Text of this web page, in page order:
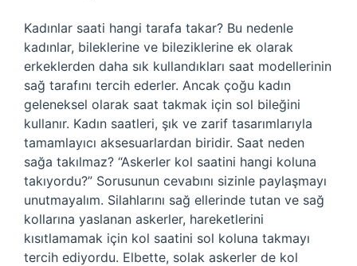
Kadınlar saati hangi tarafa takar? Bu nedenle
kadınlar, bileklerine ve bileziklerine ek olarak
erkeklerden daha sık kullandıkları saat modellerinin
sağ tarafını tercih ederler. Ancak çoğu kadın
geleneksel olarak saat takmak için sol bileğini
kullanır. Kadın saatleri, şık ve zarif tasarımlarıyla
tamamlayıcı aksesuarlardan biridir. Saat neden
sağa takılmaz? “Askerler kol saatini hangi koluna
takıyordu?” Sorusunun cevabını sizinle paylaşmayı
unutmayalım. Silahlarını sağ ellerinde tutan ve sağ
kollarına yaslanan askerler, hareketlerini
kısıtlamamak için kol saatini sol koluna takmayı
tercih ediyordu. Elbette, solak askerler de kol